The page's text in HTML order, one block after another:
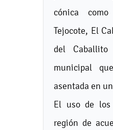
cónica
Tejocote, El
del
municipal
asentada en
El uso de los
región de